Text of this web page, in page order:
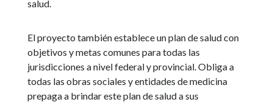
salud.
El proyecto también establece un plan de salud con
objetivos y metas comunes para todas las
jurisdicciones a nivel federal y provincial. Obliga a
todas las obras sociales y entidades de medicina
prepaga a brindar este plan de salud a sus